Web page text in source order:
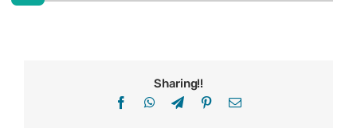
Sharing!!
FacebookWhatsApp
TelegramPinterestEmail